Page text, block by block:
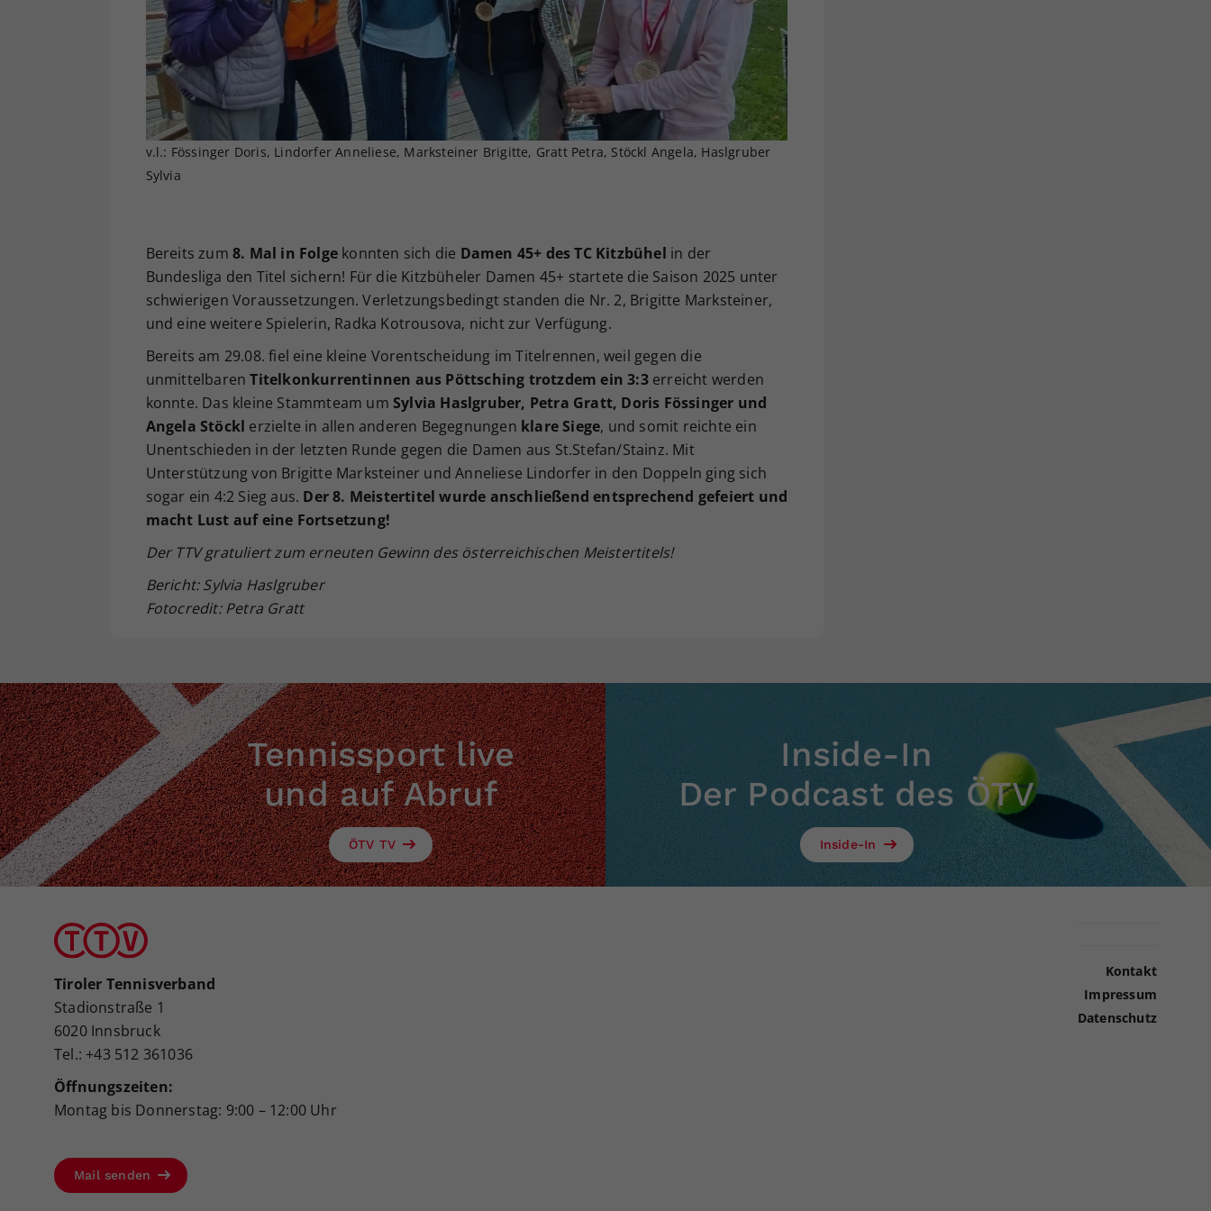
v.l.: Fössinger Doris, Lindorfer Anneliese, Marksteiner Brigitte, Gratt Petra, Stöckl Angela, Haslgruber
Sylvia
Bereits zum 8. Mal in Folge konnten sich die Damen 45+ des TC Kitzbühel in der
Bundesliga den Titel sichern! Für die Kitzbüheler Damen 45+ startete die Saison 2025 unter
schwierigen Voraussetzungen. Verletzungsbedingt standen die Nr. 2, Brigitte Marksteiner,
und eine weitere Spielerin, Radka Kotrousova, nicht zur Verfügung.
Bereits am 29.08. fiel eine kleine Vorentscheidung im Titelrennen, weil gegen die
unmittelbarenTitelkonkurrentinnen aus Pöttsching trotzdem ein 3:3erreicht werden
konnte. Das kleine Stammteam um Sylvia Haslgruber, Petra Gratt, Doris Fössinger und
Angela Stöckl erzielte in allen anderen Begegnungen klare Siege, und somit reichte ein
Unentschieden in der letzten Runde gegen die Damen aus St.Stefan/Stainz. Mit
Unterstützung von Brigitte Marksteiner und Anneliese Lindorfer in den Doppeln ging sich
sogar ein 4:2 Sieg aus. Der 8. Meistertitel wurde anschließend entsprechend gefeiert und
macht Lust auf eine Fortsetzung!
Der TTV gratuliert zum erneuten Gewinn des österreichischen Meistertitels!
Bericht: Sylvia Haslgruber
Fotocredit: Petra Gratt
Tennissport live
und auf Abruf
ÖTV TV
Inside-In
Der Podcast des ÖTV
Inside-In
Tiroler Tennisverband
Stadionstraße 1
6020 Innsbruck
Tel.: +43 512 361036
Öffnungszeiten:
Montag bis Donnerstag: 9:00 – 12:00 Uhr
Mail senden
Kontakt
Impressum
Datenschutz
Ihrer vorgenommen Einstellungen, falls der
Webseiten-Betreiber dies eingestellt hat.